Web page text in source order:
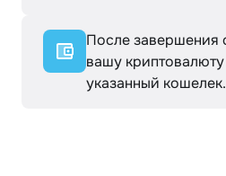
После завершения
вашу криптовалюту
указанный кошелек.